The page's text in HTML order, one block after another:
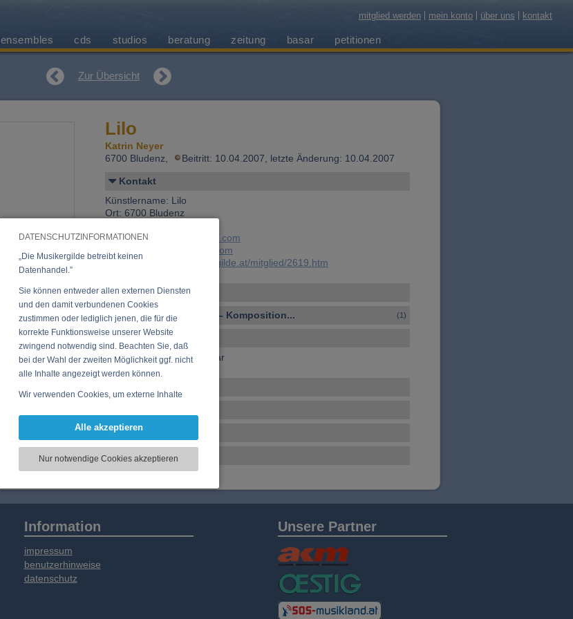
DATENSCHUTZINFORMATIONEN
„Die Musikergilde betreibt keinen
Datenhandel.”
Sie können entweder allen externen Diensten
und den damit verbundenen Cookies
zustimmen oder lediglich jenen, die für die
korrekte Funktionsweise unserer Website
zwingend notwendig sind. Beachten Sie, daß
bei der Wahl der zweiten Möglichkeit ggf. nicht
alle Inhalte angezeigt werden können.
Wir verwenden Cookies, um externe Inhalte
Funktionen für soziale Medien anbieten zu
zu analysieren. Dabei werden ggf.
Informationen zu Ihrer Verwendung unserer
soziale Medien, Werbung und Analysen
weitergegeben. Unsere Partner führen diese
Informationen möglicherweise mit weiteren
Daten zusammen, die Sie bereitgestellt haben
oder die sie im Rahmen Ihrer Nutzung der
Dienste gesammelt haben.
Alle akzeptieren
Nur notwendige Cookies akzeptieren
mitglied werden mein konto über uns kontakt
ensembles cds studios beratung zeitung basar petitionen
Zur Übersicht
Lilo
Katrin Neyer
6700 Bludenz,
Beitritt: 10.04.2007, letzte Änderung: 10.04.2007
Kontakt
Künstlername: Lilo
Ort: 6700 Bludenz
E-Mail:Lilo@cirkas-visuell.com
www.Cirkas-visuell.com
Link:https://www.musikergilde.at/mitglied/2619.htm
Personen-Details
Vocal – Instrumental – Komposition... (1)
Ensembles
keine Ensembles verfügbar
Tonstudio
Basar
Information
impressum
benutzerhinweise
datenschutz
Unsere Partner